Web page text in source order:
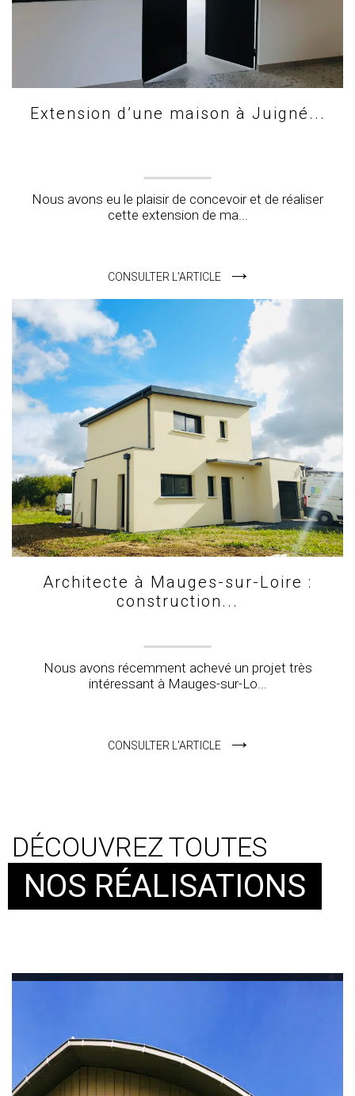
Extension d’une maison à Juigné...
Nous avons eu le plaisir de concevoir et de réaliser
cette extension de ma...
CONSULTER L'ARTICLE
Architecte à Mauges-sur-Loire :
construction...
Nous avons récemment achevé un projet très
intéressant à Mauges-sur-Lo...
CONSULTER L'ARTICLE
DÉCOUVREZ TOUTES
NOS RÉALISATIONS